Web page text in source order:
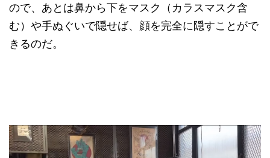
ので、あとは鼻から下をマスク（カラスマスク含
む）や手ぬぐいで隠せば、顔を完全に隠すことがで
きるのだ。